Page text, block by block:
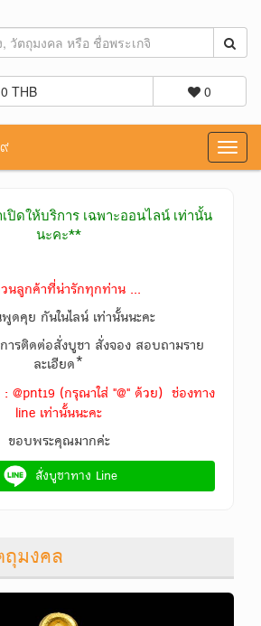
0 THB 0
ปิดให้บริการ เฉพาะออนไลน์ เท่านั้น
นะคะ**
นลูกค้าที่น่ารักทุกท่าน ...
ดคุย กันในไลน์ เท่านั้นนะคะ
รติดต่อสั่งบูชา สั่งจอง สอบถามราย
ละเอียด*
@pnt19 (กรุณาใส่ "@" ด้วย) ช่องทาง
line เท่านั้นนะคะ
ขอบพระคุณมากค่ะ
สั่งบูชาทาง Line
ถุมงคล